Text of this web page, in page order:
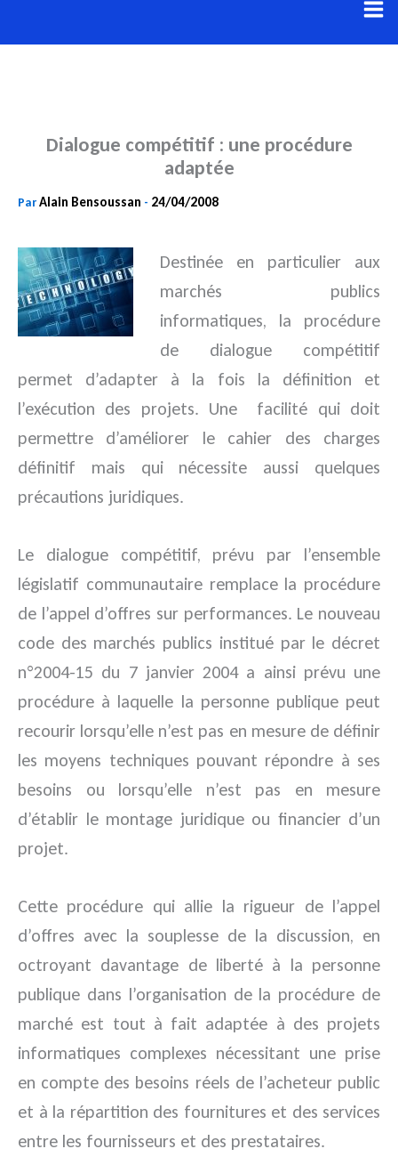
au
Dialogue compétitif : une procédure
adaptée
ParAlain Bensoussan - 24/04/2008
Destinée en particulier aux
marchés publics
informatiques, la procédure
de dialogue compétitif
permet d’adapter à la fois la définition et
l’exécution des projets. Une facilité qui doit
permettre d’améliorer le cahier des charges
définitif mais qui nécessite aussi quelques
précautions juridiques.
Le dialogue compétitif, prévu par l’ensemble
législatif communautaire remplace la procédure
de l’appel d’offres sur performances. Le nouveau
code des marchés publics institué par le décret
n°2004-15 du 7 janvier 2004 a ainsi prévu une
procédure à laquelle la personne publique peut
recourir lorsqu’elle n’est pas en mesure de définir
les moyens techniques pouvant répondre à ses
besoins ou lorsqu’elle n’est pas en mesure
d’établir le montage juridique ou financier d’un
projet.
Cette procédure qui allie la rigueur de l’appel
d’offres avec la souplesse de la discussion, en
octroyant davantage de liberté à la personne
publique dans l’organisation de la procédure de
marché est tout à fait adaptée à des projets
informatiques complexes nécessitant une prise
en compte des besoins réels de l’acheteur public
et à la répartition des fournitures et des services
entre les fournisseurs et des prestataires.